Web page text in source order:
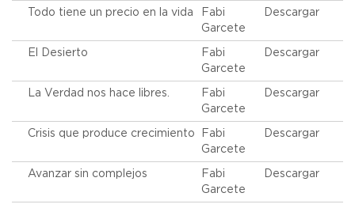
Todo tiene un precio en la vida
Fabi
Garcete
Descargar
El Desierto
Fabi
Garcete
Descargar
La Verdad nos hace libres.
Fabi
Garcete
Descargar
Crisis que produce crecimiento
Fabi
Garcete
Descargar
Avanzar sin complejos
Fabi
Garcete
Descargar